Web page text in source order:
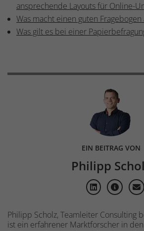
ansprechende Layouts für Online-
Was macht einen guten Fragebogen
Was gilt es bei einer
EIN BEITRAG VON
Philipp
Philipp Scholz, Teamleiter Consulting
ist ein erfahrener Marktforscher in